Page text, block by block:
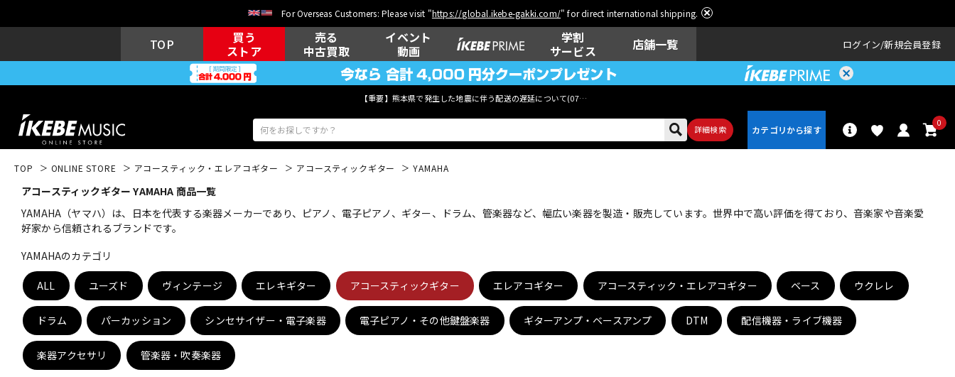
For Overseas Customers: Please visit "https://global.ikebe-gakki.com/" for direct international shipping.
TOP
買う
ストア
売る
中古買取
イベント
動画
学割
サービス
店舗一覧 ログイン 新規会員登録
【重要】熊本県で発生した地震に伴う配送の遅延について(07月29日
詳細検索
0
アコ ン
キーボード 電子ピアノ 管楽器 その他楽器 アンプ エフェクター
DJ機器 DTM DTM オンラ
イン納品
レコーディン
グ機器
配信/ライブ
機器
楽器アクセサ
リ
TOP ONLINE STORE アコースティック・エレアコギター アコースティックギター YAMAHA
アコースティックギター YAMAHA 商品一覧
YAMAHA（ヤマハ）は、日本を代表する楽器メーカーであり、ピアノ、電子ピアノ、ギター、ドラム、管楽器など、幅広い楽器を製造・販売しています。世界中で高い評価を得ており、音楽家や音楽愛
好家から信頼されるブランドです。
YAMAHAのカテゴリ
ALL ユーズド ヴィンテージ エレキギター アコースティックギター エレアコギター アコースティック・エレアコギター ベース ウクレレ
ドラム パーカッション シンセサイザー・電子楽器 電子ピアノ・その他鍵盤楽器 ギターアンプ・ベースアンプ DTM 配信機器・ライブ機器
楽器アクセサリ 管楽器・吹奏楽器